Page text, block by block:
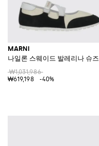
MARNI
나일론 스웨이드 발레리나 슈즈
₩1,031,986
₩619,198
-40%